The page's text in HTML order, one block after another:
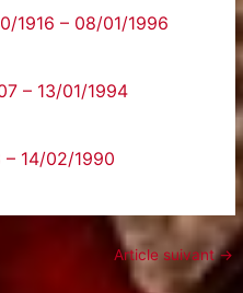
1916 – 08/01/1996
– 13/01/1994
– 14/02/1990
Article suivant→